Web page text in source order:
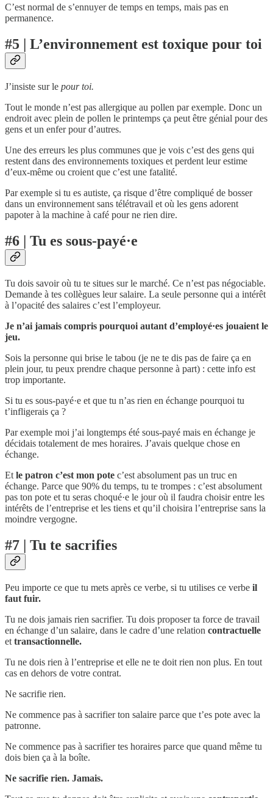
C’est normal de s’ennuyer de temps en temps, mais pas en
permanence.
#5 | L’environnement est toxique pour toi
J’insiste sur le pour toi.
Tout le monde n’est pas allergique au pollen par exemple. Donc un
endroit avec plein de pollen le printemps ça peut être génial pour des
gens et un enfer pour d’autres.
Une des erreurs les plus communes que je vois c’est des gens qui
restent dans des environnements toxiques et perdent leur estime
d’eux-même ou croient que c’est une fatalité.
Par exemple si tu es autiste, ça risque d’être compliqué de bosser
dans un environnement sans télétravail et où les gens adorent
papoter à la machine à café pour ne rien dire.
#6 | Tu es sous-payé·e
Tu dois savoir où tu te situes sur le marché. Ce n’est pas négociable.
Demande à tes collègues leur salaire. La seule personne qui a intérêt
à l’opacité des salaires c’est l’employeur.
Je n’ai jamais compris pourquoi autant d’employé·es jouaient le
jeu.
Sois la personne qui brise le tabou (je ne te dis pas de faire ça en
plein jour, tu peux prendre chaque personne à part) : cette info est
trop importante.
Si tu es sous-payé·e et que tu n’as rien en échange pourquoi tu
t’infligerais ça ?
Par exemple moi j’ai longtemps été sous-payé mais en échange je
décidais totalement de mes horaires. J’avais quelque chose en
échange.
Et le patron c’est mon pote c’est absolument pas un truc en
échange. Parce que 90% du temps, tu te trompes : c’est absolument
pas ton pote et tu seras choqué·e le jour où il faudra choisir entre les
intérêts de l’entreprise et les tiens et qu’il choisira l’entreprise sans la
moindre vergogne.
#7 | Tu te sacrifies
Peu importe ce que tu mets après ce verbe, si tu utilises ce verbe il
faut fuir.
Tu ne dois jamais rien sacrifier. Tu dois proposer ta force de travail
en échange d’un salaire, dans le cadre d’une relation contractuelle
et transactionnelle.
Tu ne dois rien à l’entreprise et elle ne te doit rien non plus. En tout
cas en dehors de votre contrat.
Ne sacrifie rien.
Ne commence pas à sacrifier ton salaire parce que t’es pote avec la
patronne.
Ne commence pas à sacrifier tes horaires parce que quand même tu
dois bien ça à la boîte.
Ne sacrifie rien. Jamais.